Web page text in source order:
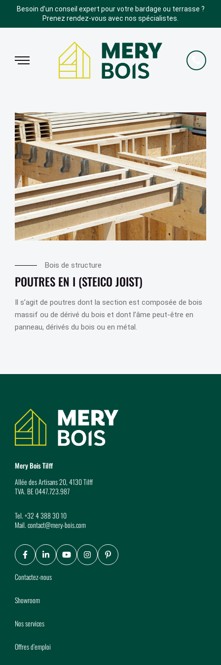
Besoin d’un conseil expert pour votre bardage ou terrasse ?
Prenez rendez-vous avec nos spécialistes.
Bois de structure
POUTRES EN I (STEICO JOIST)
Il s’agit de poutres dont la section est composée de bois
massif ou de dérivé du bois et dont l’âme peut-être en
panneau, dérivés du bois ou en métal.
Coordonnées
Mery Bois Tilff
Allée des Artisans 20, 4130 Tilff
TVA. BE 0447.723.987
Tel.+32 4 388 30 10
Mail.contact@mery-bois.com
Facebook
LinkedIn
YoutubeInstagram
Pinterest
Contactez-nous
Showroom
Nos services
Offres d’emploi